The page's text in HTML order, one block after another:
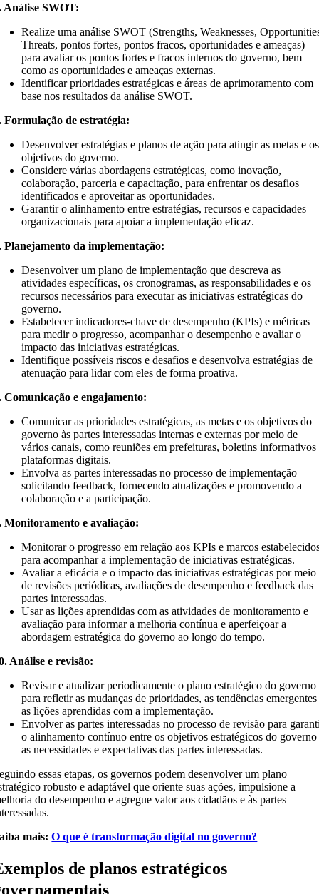
Análise SWOT:
Realize uma análise SWOT (Strengths, Weaknesses,
Threats, pontos fortes, pontos fracos, oportunidades e ameaças)
para avaliar os pontos fortes e fracos internos do governo, bem
como as oportunidades e ameaças externas.
Identificar prioridades estratégicas e áreas de aprimoramento com
base nos resultados da análise SWOT.
Formulação de estratégia:
Desenvolver estratégias e planos de ação para atingir as metas e os
objetivos do governo.
Considere várias abordagens estratégicas, como inovação,
colaboração, parceria e capacitação, para enfrentar os desafios
identificados e aproveitar as oportunidades.
Garantir o alinhamento entre estratégias, recursos e capacidades
organizacionais para apoiar a implementação eficaz.
Planejamento da implementação:
Desenvolver um plano de implementação que descreva as
atividades específicas, os cronogramas, as responsabilidades e os
recursos necessários para executar as iniciativas estratégicas do
governo.
Estabelecer indicadores-chave de desempenho (KPIs) e métricas
para medir o progresso, acompanhar o desempenho e avaliar o
impacto das iniciativas estratégicas.
Identifique possíveis riscos e desafios e desenvolva estratégias de
atenuação para lidar com eles de forma proativa.
Comunicação e engajamento:
Comunicar as prioridades estratégicas, as metas e os objetivos do
governo às partes interessadas internas e externas por meio de
vários canais, como reuniões em prefeituras, boletins informativos
plataformas digitais.
Envolva as partes interessadas no processo de implementação
solicitando feedback, fornecendo atualizações e promovendo a
colaboração e a participação.
Monitoramento e avaliação:
Monitorar o progresso em relação aos KPIs e marcos
para acompanhar a implementação de iniciativas estratégicas.
Avaliar a eficácia e o impacto das iniciativas estratégicas por meio
de revisões periódicas, avaliações de desempenho e feedback das
partes interessadas.
Usar as lições aprendidas com as atividades de monitoramento e
avaliação para informar a melhoria contínua e aperfeiçoar a
abordagem estratégica do governo ao longo do tempo.
Análise e revisão:
Revisar e atualizar periodicamente o plano estratégico do governo
para refletir as mudanças de prioridades, as tendências emergentes
as lições aprendidas com a implementação.
Envolver as partes interessadas no processo de revisão para
o alinhamento contínuo entre os objetivos estratégicos do governo
as necessidades e expectativas das partes interessadas.
essas etapas, os governos podem desenvolver um plano
robusto e adaptável que oriente suas ações, impulsione a
do desempenho e agregue valor aos cidadãos e às partes
mais:O que é transformação digital no governo?
de planos estratégicos